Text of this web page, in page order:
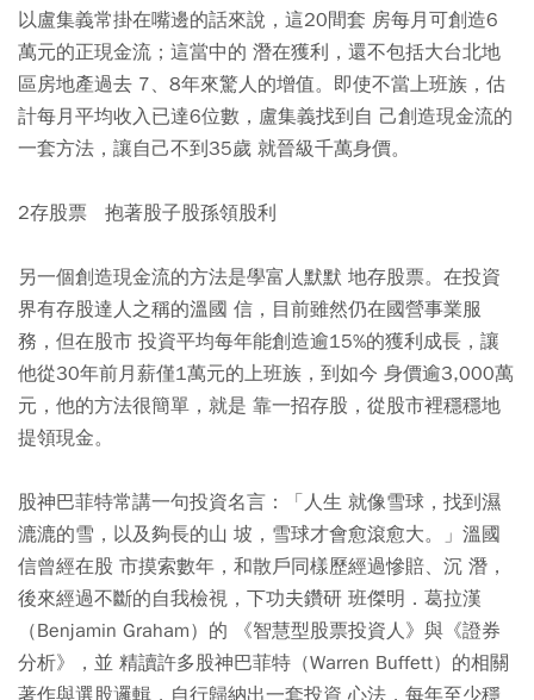
以盧集義常掛在嘴邊的話來說，這20間套 房每月可創造6
萬元的正現金流；這當中的 潛在獲利，還不包括大台北地
區房地產過去 7、8年來驚人的增值。即使不當上班族，估
計每月平均收入已達6位數，盧集義找到自 己創造現金流的
一套方法，讓自己不到35歲 就晉級千萬身價。
2存股票 抱著股子股孫領股利
另一個創造現金流的方法是學富人默默 地存股票。在投資
界有存股達人之稱的溫國 信，目前雖然仍在國營事業服
務，但在股市 投資平均每年能創造逾15%的獲利成長，讓
他從30年前月薪僅1萬元的上班族，到如今 身價逾3,000萬
元，他的方法很簡單，就是 靠一招存股，從股市裡穩穩地
提領現金。
股神巴菲特常講一句投資名言：「人生 就像雪球，找到濕
漉漉的雪，以及夠長的山 坡，雪球才會愈滾愈大。」溫國
信曾經在股 市摸索數年，和散戶同樣歷經過慘賠、沉 潛，
後來經過不斷的自我檢視，下功夫鑽研 班傑明．葛拉漢
（Benjamin Graham）的 《智慧型股票投資人》與《證券
分析》，並 精讀許多股神巴菲特（Warren Buffett）的相關
著作與選股邏輯，自行歸納出一套投資 心法，每年至少穩